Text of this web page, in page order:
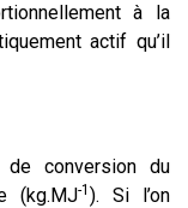
à la
actif qu’il
de conversion du
(kg.MJ-1 ). Si l’on